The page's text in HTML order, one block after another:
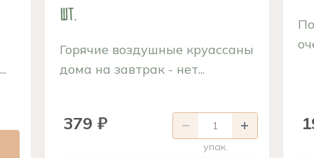
шт.
Горячие воздушные круассаны
дома на завтрак - нет...
379 ₽
упак.